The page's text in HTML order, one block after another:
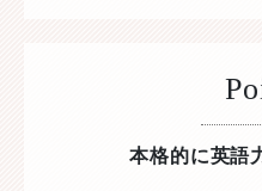
本格的に英語